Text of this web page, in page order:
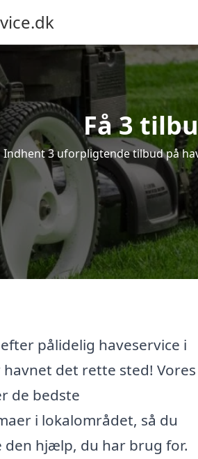
Få 3
Indhent 3 uforpligtende tilbud på
pålidelig haveservice i
det rette sted! Vores
de bedste
i lokalområdet, så du
den hjælp, du har brug for.